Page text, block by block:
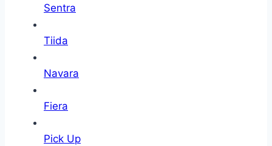
Sentra
Tiida
Navara
Fiera
Pick Up